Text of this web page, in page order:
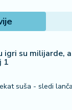
igri su milijarde,
1
suša - sledi